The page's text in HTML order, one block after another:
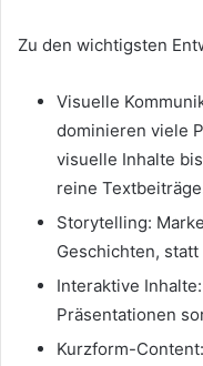
Zu den wichtigsten
Visuelle
dominieren viele
visuelle Inhalte
reine
Storytelling:
Geschichten,
Interaktive
Präsentationen
Kurzform-